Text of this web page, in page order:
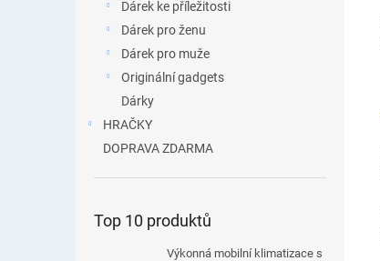
Dárek ke příležitosti
Dárek pro ženu
Dárek pro muže
Originální gadgets
Dárky
HRAČKY
DOPRAVA ZDARMA
Top 10 produktů
Výkonná mobilní klimatizace s